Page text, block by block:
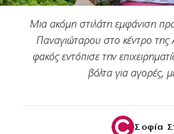
Μια ακόμη στιλάτη εμφάνιση
Παναγιώταρου στο κέντρο
φακός εντόπισε την
βόλτα για αγορές,
Σοφία